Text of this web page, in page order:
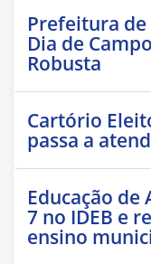
Prefeitura
Dia de
Robusta
Cartório
passa a
Educação
7 no IDEB e
ensino